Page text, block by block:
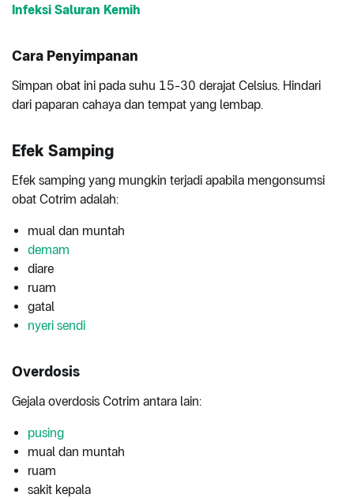
Infeksi Saluran Kemih
Cara Penyimpanan
Simpan obat ini pada suhu 15-30 derajat Celsius. Hindari
dari paparan cahaya dan tempat yang lembap.
Efek Samping
Efek samping yang mungkin terjadi apabila mengonsumsi
obat Cotrim adalah:
mual dan muntah
demam
diare
ruam
gatal
nyeri sendi
Overdosis
Gejala overdosis Cotrim antara lain:
pusing
mual dan muntah
ruam
sakit kepala